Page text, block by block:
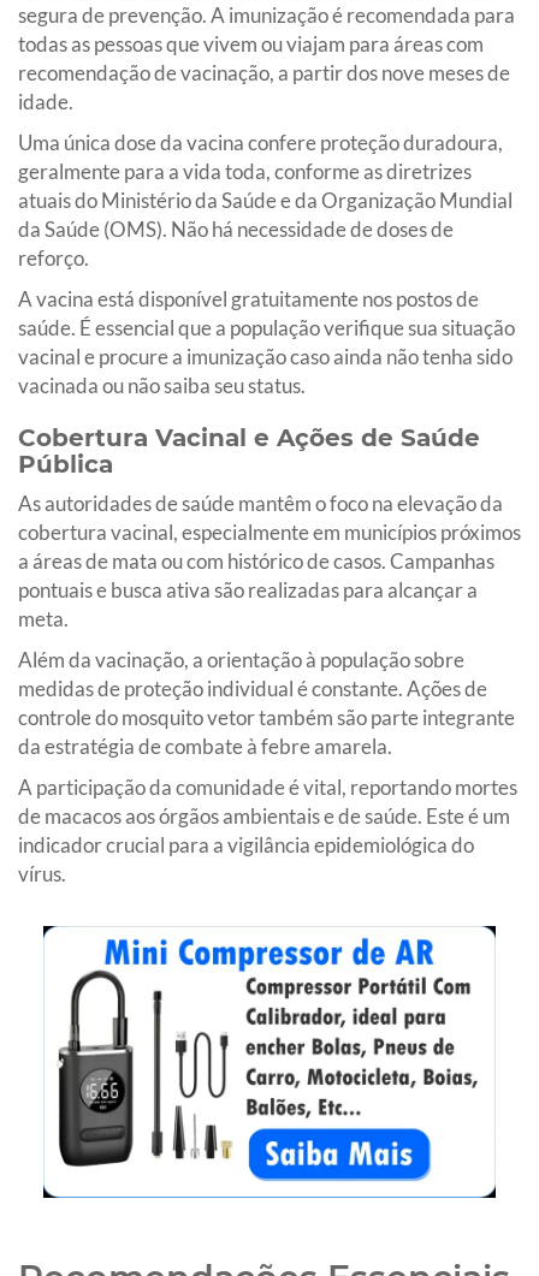
segura de prevenção. A imunização é recomendada para
todas as pessoas que vivem ou viajam para áreas com
recomendação de vacinação, a partir dos nove meses de
idade.
Uma única dose da vacina confere proteção duradoura,
geralmente para a vida toda, conforme as diretrizes
atuais do Ministério da Saúde e da Organização Mundial
da Saúde (OMS). Não há necessidade de doses de
reforço.
A vacina está disponível gratuitamente nos postos de
saúde. É essencial que a população verifique sua situação
vacinal e procure a imunização caso ainda não tenha sido
vacinada ou não saiba seu status.
Cobertura Vacinal e Ações de Saúde
Pública
As autoridades de saúde mantêm o foco na elevação da
cobertura vacinal, especialmente em municípios próximos
a áreas de mata ou com histórico de casos. Campanhas
pontuais e busca ativa são realizadas para alcançar a
meta.
Além da vacinação, a orientação à população sobre
medidas de proteção individual é constante. Ações de
controle do mosquito vetor também são parte integrante
da estratégia de combate à febre amarela.
A participação da comunidade é vital, reportando mortes
de macacos aos órgãos ambientais e de saúde. Este é um
indicador crucial para a vigilância epidemiológica do
vírus.